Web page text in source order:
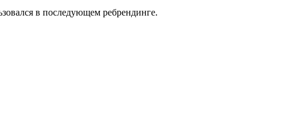
в последующем ребрендинге.